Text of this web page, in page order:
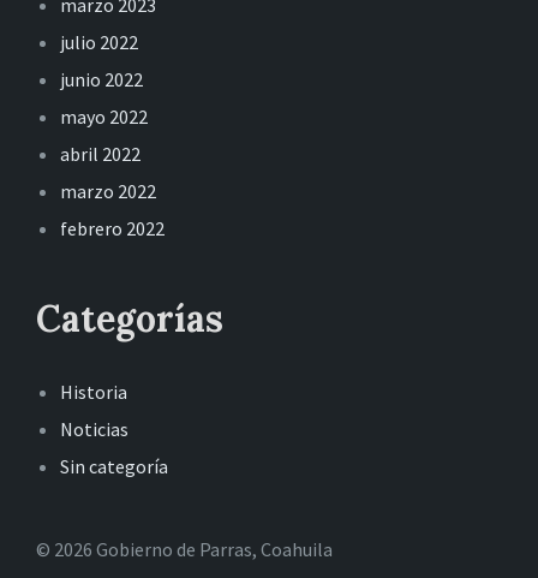
julio 2022
junio 2022
mayo 2022
abril 2022
marzo 2022
febrero 2022
Categorías
Historia
Noticias
Sin categoría
© 2026 Gobierno de Parras, Coahuila